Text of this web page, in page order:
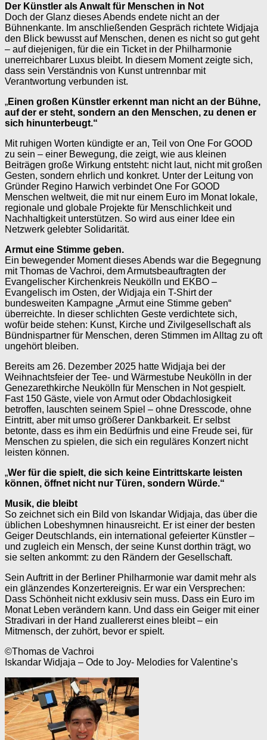
Der Künstler als Anwalt für Menschen in Not
Doch der Glanz dieses Abends endete nicht an der
Bühnenkante. Im anschließenden Gespräch richtete Widjaja
den Blick bewusst auf Menschen, denen es nicht so gut geht
– auf diejenigen, für die ein Ticket in der Philharmonie
unerreichbarer Luxus bleibt. In diesem Moment zeigte sich,
dass sein Verständnis von Kunst untrennbar mit
Verantwortung verbunden ist.
„Einen großen Künstler erkennt man nicht an der Bühne,
auf der er steht, sondern an den Menschen, zu denen er
sich hinunterbeugt.“
Mit ruhigen Worten kündigte er an, Teil von One For GOOD
zu sein – einer Bewegung, die zeigt, wie aus kleinen
Beiträgen große Wirkung entsteht: nicht laut, nicht mit großen
Gesten, sondern ehrlich und konkret. Unter der Leitung von
Gründer Regino Harwich verbindet One For GOOD
Menschen weltweit, die mit nur einem Euro im Monat lokale,
regionale und globale Projekte für Menschlichkeit und
Nachhaltigkeit unterstützen. So wird aus einer Idee ein
Netzwerk gelebter Solidarität.
Armut eine Stimme geben.
Ein bewegender Moment dieses Abends war die Begegnung
mit Thomas de Vachroi, dem Armutsbeauftragten der
Evangelischer Kirchenkreis Neukölln und EKBO –
Evangelisch im Osten, der Widjaja ein T-Shirt der
bundesweiten Kampagne „Armut eine Stimme geben“
überreichte. In dieser schlichten Geste verdichtete sich,
wofür beide stehen: Kunst, Kirche und Zivilgesellschaft als
Bündnispartner für Menschen, deren Stimmen im Alltag zu oft
ungehört bleiben.
Bereits am 26. Dezember 2025 hatte Widjaja bei der
Weihnachtsfeier der Tee- und Wärmestube Neukölln in der
Genezarethkirche Neukölln für Menschen in Not gespielt.
Fast 150 Gäste, viele von Armut oder Obdachlosigkeit
betroffen, lauschten seinem Spiel – ohne Dresscode, ohne
Eintritt, aber mit umso größerer Dankbarkeit. Er selbst
betonte, dass es ihm ein Bedürfnis und eine Freude sei, für
Menschen zu spielen, die sich ein reguläres Konzert nicht
leisten können.
„Wer für die spielt, die sich keine Eintrittskarte leisten
können, öffnet nicht nur Türen, sondern Würde.“
Musik, die bleibt
So zeichnet sich ein Bild von Iskandar Widjaja, das über die
üblichen Lobeshymnen hinausreicht. Er ist einer der besten
Geiger Deutschlands, ein international gefeierter Künstler –
und zugleich ein Mensch, der seine Kunst dorthin trägt, wo
sie selten ankommt: zu den Rändern der Gesellschaft.
Sein Auftritt in der Berliner Philharmonie war damit mehr als
ein glänzendes Konzertereignis. Er war ein Versprechen:
Dass Schönheit nicht exklusiv sein muss. Dass ein Euro im
Monat Leben verändern kann. Und dass ein Geiger mit einer
Stradivari in der Hand zuallererst eines bleibt – ein
Mitmensch, der zuhört, bevor er spielt.
©Thomas de Vachroi
Iskandar Widjaja – Ode to Joy- Melodies for Valentine’s